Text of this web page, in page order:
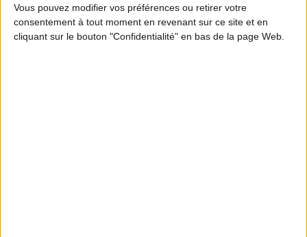
Vous pouvez modifier vos préférences ou retirer votre
consentement à tout moment en revenant sur ce site et en
cliquant sur le bouton "Confidentialité" en bas de la page Web.